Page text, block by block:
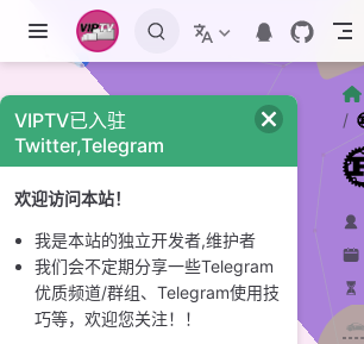
跳至主要內容
VIPTV已入驻
Twitter,Telegram
欢迎访问本站！
我是本站的独立开发者,维护者
我们会不定期分享一些Telegram
优质频道/群组、Telegram使用技
巧等，欢迎您关注！！